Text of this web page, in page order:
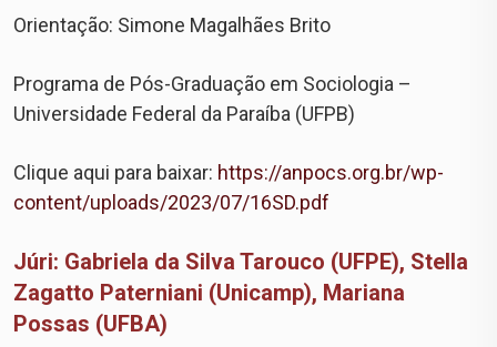
Orientação: Simone Magalhães Brito
Programa de Pós-Graduação em Sociologia –
Universidade Federal da Paraíba (UFPB)
Clique aqui para baixar: https://anpocs.org.br/wp-
content/uploads/2023/07/16SD.pdf
Júri: Gabriela da Silva Tarouco (UFPE), Stella
Zagatto Paterniani (Unicamp), Mariana
Possas (UFBA)